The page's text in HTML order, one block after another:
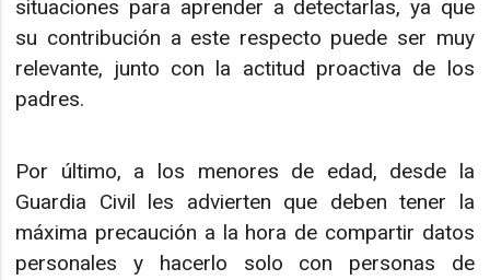
situaciones para aprender a detectarlas, ya que
su contribución a este respecto puede ser muy
relevante, junto con la actitud proactiva de los
padres.
Por último, a los menores de edad, desde la
Guardia Civil les advierten que deben tener la
máxima precaución a la hora de compartir datos
personales y hacerlo solo con personas de